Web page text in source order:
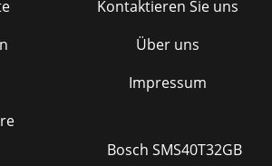
Kontaktieren Sie uns
Über uns
Impressum
Bosch SMS40T32GB